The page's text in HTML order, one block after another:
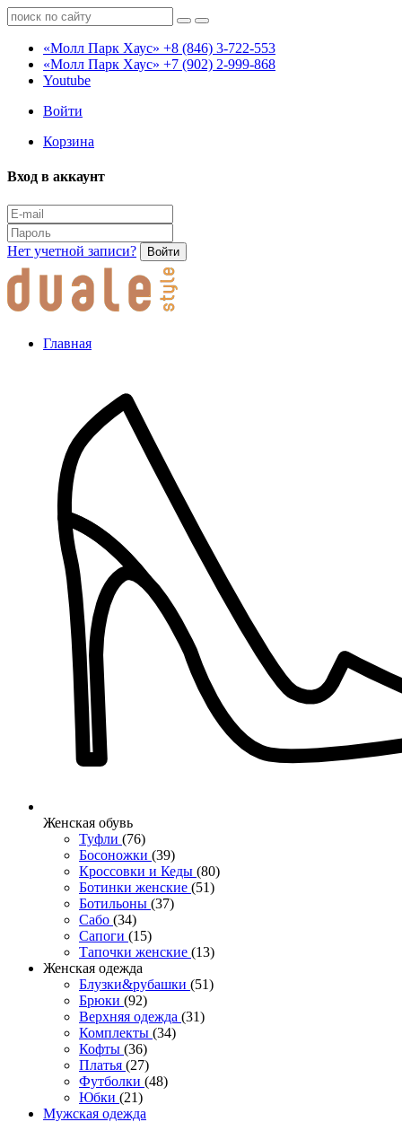
«Молл Парк Хаус» +8 (846) 3-722-553
«Молл Парк Хаус» +7 (902) 2-999-868
Youtube
Войти
Корзина
Вход в аккаунт
Нет учетной записи? Войти
Главная
Женcкая обувь
Туфли (76)
Босоножки (39)
Кроссовки и Кеды (80)
Ботинки женские (51)
Ботильоны (37)
Сабо (34)
Сапоги (15)
Тапочки женские (13)
Женская одежда
Блузки&рубашки (51)
Брюки (92)
Верхняя одежда (31)
Комплекты (34)
Кофты (36)
Платья (27)
Футболки (48)
Юбки (21)
Мужская одежда